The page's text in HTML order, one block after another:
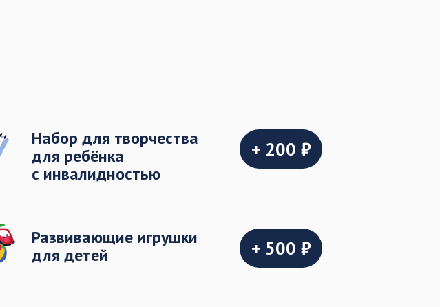
Набор для творчества
для ребёнка
с инвалидностью
Развивающие игрушки
для детей
+ 500 ₽
+ 200 ₽